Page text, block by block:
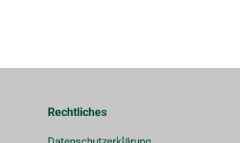
Rechtliches